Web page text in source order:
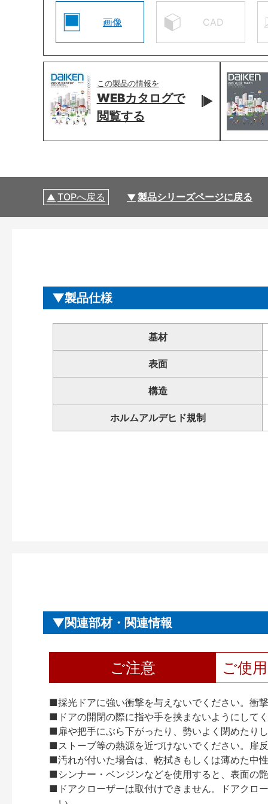
画像 CAD
この製品の情報を
WEBカタログで
閲覧する
TOPへ戻る 製品シリーズページに戻る
製品仕様
基材
表面
構造
ホルムアルデヒド規制
関連部材・関連情報
ご注意 ご使
■採光ドアに強い衝撃を与えないでください。衝
■ドアの開閉の際に指や手を挟まないようにして
■扉や把手にぶら下がったり、勢いよく閉めたり
■ストーブ等の熱源を近づけないでください。扉
■汚れが付いた場合は、乾拭きもしくは薄めた中
■シンナー・ベンジンなどを使用すると、表面の
■ドアクローザーは取付けできません。ドアクロ